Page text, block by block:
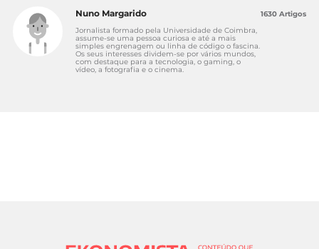
Nuno Margarido
Jornalista formado pela Universidade de Coimbra,
assume-se uma pessoa curiosa e até a mais
simples engrenagem ou linha de código o fascina.
Os seus interesses dividem-se por vários mundos,
com destaque para a tecnologia, o gaming, o
vídeo, a fotografia e o cinema.
1630 Artigos